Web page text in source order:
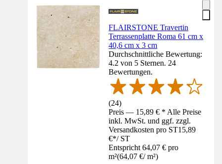
FLAIRSTONE Travertin
Terrassenplatte Roma 61 cm x
40,6 cm x 3 cm
Durchschnittliche Bewertung:
4.2 von 5 Sternen. 24
Bewertungen.
(24)
Preis — 15,89 € * Alle Preise
inkl. MwSt. und ggf. zzgl.
Versandkosten pro ST15,89
€*/ ST
Entspricht 64,07 € pro
m²(64,07 €/ m²)